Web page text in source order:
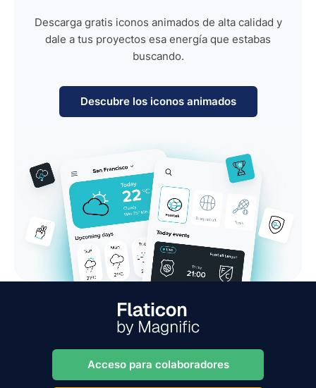
Descarga gratis iconos animados de alta calidad y
dale a tus proyectos esa energía que estabas
buscando.
Descubre los iconos animados
Acceso para colaboradores